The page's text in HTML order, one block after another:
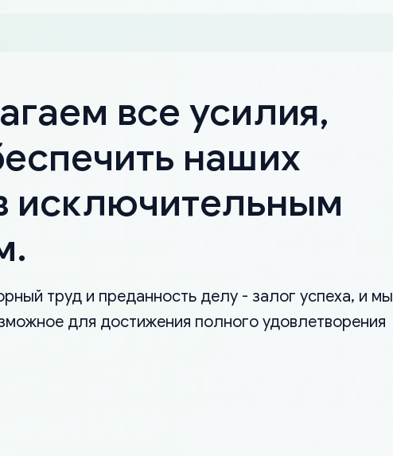
все усилия,
наших
исключительным
труд и преданность делу - залог успеха, и мы
для достижения полного удовлетворения